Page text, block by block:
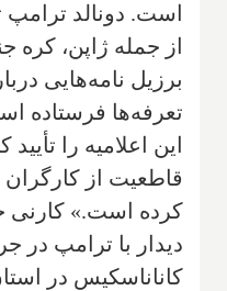
از جمله ژاپن، کره
برزیل نامه‌هایی
تعرفه‌ها فرستاده
این اعلامیه را
قاطعیت از کارگران
کاناناسکیس در استان